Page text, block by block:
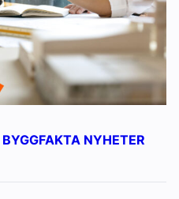
NYHETER